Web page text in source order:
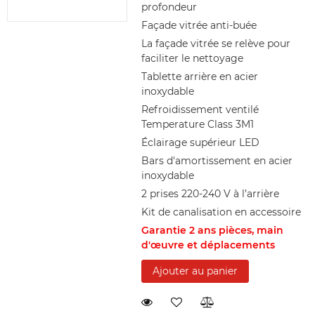
profondeur
Façade vitrée anti-buée
La façade vitrée se relève pour
faciliter le nettoyage
Tablette arrière en acier
inoxydable
Refroidissement ventilé
Temperature Class 3M1
Éclairage supérieur LED
Bars d'amortissement en acier
inoxydable
2 prises 220-240 V à l’arrière
Kit de canalisation en accessoire
Garantie 2 ans pièces, main
d'œuvre et déplacements
Ajouter au panier